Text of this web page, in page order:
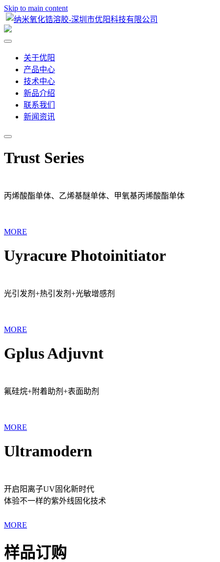
Skip to main content
关于优阳
产品中心
技术中心
新品介绍
联系我们
新闻资讯
Trust Series
丙烯酸酯单体、乙烯基醚单体、甲氧基丙烯酸酯单体
MORE
Uyracure Photoinitiator
光引发剂+热引发剂+光敏增感剂
MORE
Gplus Adjuvnt
氟硅烷+附着助剂+表面助剂
MORE
Ultramodern
开启阳离子UV固化新时代
体验不一样的紫外线固化技术
MORE
样品订购